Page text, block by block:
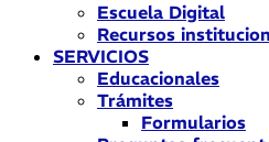
Escuela Digital
Recursos
SERVICIOS
Educacionales
Trámites
Formularios